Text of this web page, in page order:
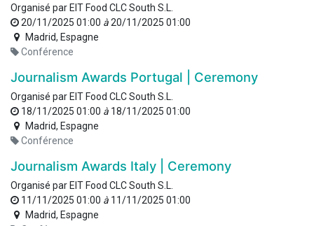
Organisé par EIT Food CLC South S.L.
20/11/2025 01:00 à20/11/2025 01:00
Madrid, Espagne
Conférence
Journalism Awards Portugal | Ceremony
Organisé par EIT Food CLC South S.L.
18/11/2025 01:00 à 18/11/2025 01:00
Madrid, Espagne
Conférence
Journalism Awards Italy | Ceremony
Organisé par EIT Food CLC South S.L.
11/11/2025 01:00 à 11/11/2025 01:00
Madrid, Espagne